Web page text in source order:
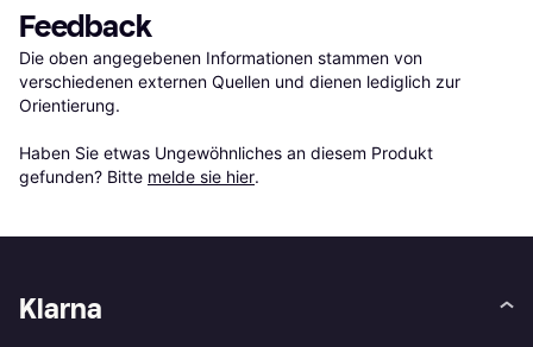
Feedback
Die oben angegebenen Informationen stammen von
verschiedenen externen Quellen und dienen lediglich zur
Orientierung.
Haben Sie etwas Ungewöhnliches an diesem Produkt
gefunden? Bitte melde sie hier.
Klarna